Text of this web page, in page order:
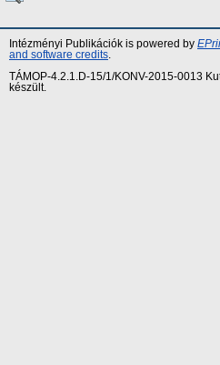
Intézményi Publikációk is powered by
and software credits
TÁMOP-4.2.1.D-15/1/KONV-2015-0013
készült.